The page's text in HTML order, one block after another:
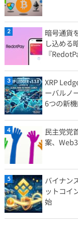
暗号通貨
し込める
『
XRP
ーバルノ
6つの新
民主党党
案、
バイナン
ットコイ
始